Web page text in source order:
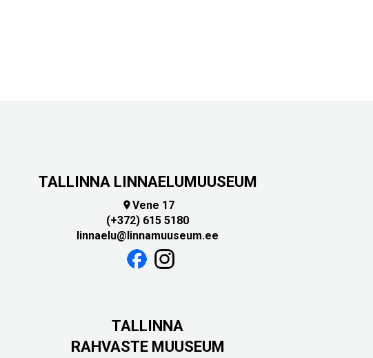
TALLINNA LINNAELUMUUSEUM
Vene 17
(+372) 615 5180
linnaelu@linnamuuseum.ee
TALLINNA
RAHVASTE MUUSEUM